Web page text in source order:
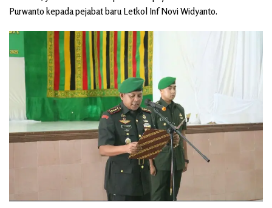
Purwanto kepada pejabat baru Letkol Inf Novi Widyanto.